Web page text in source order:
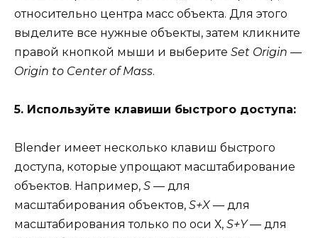
относительно центра масс объекта. Для этого
выделите все нужные объекты, затем кликните
правой кнопкой мыши и выберите Set Origin —
Origin to Center of Mass.
5. Используйте клавиши быстрого доступа:
Blender имеет несколько клавиш быстрого
доступа, которые упрощают масштабирование
объектов. Например, S — для
масштабирования объектов, S+X — для
масштабирования только по оси Х, S+Y— для